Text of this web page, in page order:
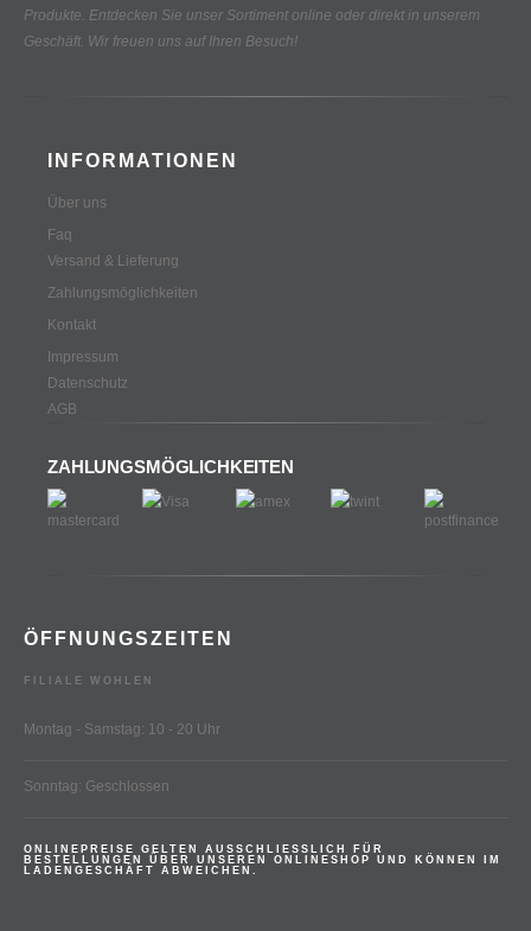
Produkte. Entdecken Sie unser Sortiment online oder direkt in unserem
Geschäft. Wir freuen uns auf Ihren Besuch!
INFORMATIONEN
Über uns
Faq
Versand & Lieferung
Zahlungsmöglichkeiten
Kontakt
Impressum
Datenschutz
AGB
ZAHLUNGSMÖGLICHKEITEN
ÖFFNUNGSZEITEN
FILIALE WOHLEN
Montag - Samstag: 10 - 20 Uhr
Sonntag: Geschlossen
ONLINEPREISE GELTEN AUSSCHLIESSLICH FÜR
BESTELLUNGEN ÜBER UNSEREN ONLINESHOP UND KÖNNEN IM
LADENGESCHÄFT ABWEICHEN.